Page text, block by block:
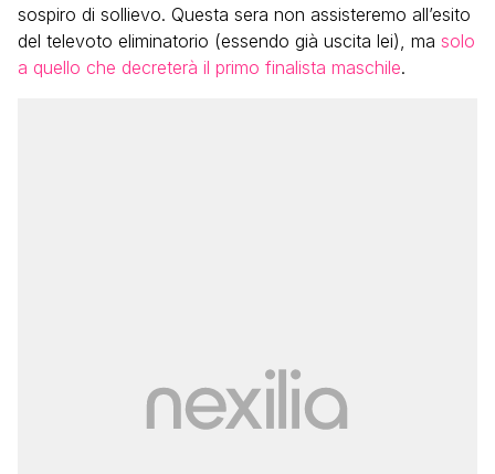
sospiro di sollievo. Questa sera non assisteremo all’esito
del televoto eliminatorio (essendo già uscita lei), ma solo
a quello che decreterà il primo finalista maschile.